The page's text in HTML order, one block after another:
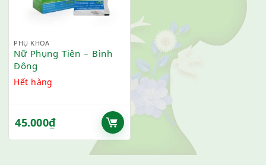
PHỤ KHOA
Nữ Phụng Tiên – Bình
Đông
Hết hàng
45.000₫